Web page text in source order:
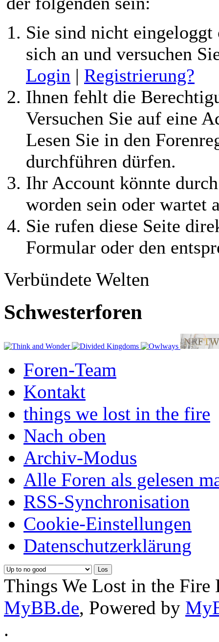
Sie sind nicht
sich an und versuchen
Login | Registrierung?
Ihnen fehlt die
Versuchen Sie auf eine
Lesen Sie in den
durchführen dürfen.
Ihr Account könnte
worden sein oder wartet
Sie rufen diese Seite
Formular oder den
Verbündete Welten
Schwesterforen
Foren-Team
Kontakt
things we lost in the fire
Nach oben
Archiv-Modus
Alle Foren als gelesen
RSS-Synchronisation
Cookie-Einstellungen
Datenschutzerklärung
Things We Lost in the Fire
MyBB.de, Powered by
.